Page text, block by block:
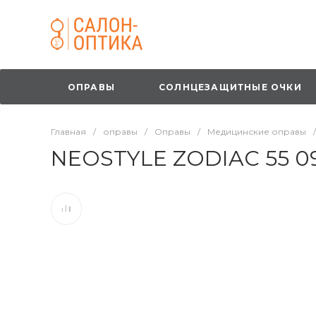
ОПРАВЫ СОЛНЦЕЗАЩИТНЫЕ ОЧКИ
Главная / оправы / Оправы / Медицинские оправы /
NEOSTYLE ZODIAC 55